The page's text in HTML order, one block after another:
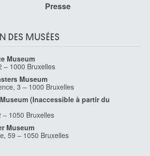
Presse
DES MUSÉES
Museum
– 1000 Bruxelles
Museum
3 – 1000 Bruxelles
(Inaccessible à partir du
– 1050 Bruxelles
Museum
59 – 1050 Bruxelles